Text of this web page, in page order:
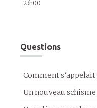
23h00
Questions
Comment s’appelait
Un nouveau